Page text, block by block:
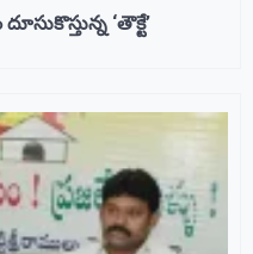
‘తౌక్టే’